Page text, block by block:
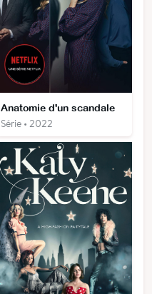
Anatomie d'un scandale
Série • 2022